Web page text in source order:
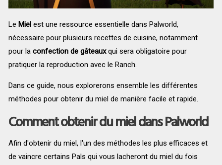
Le Miel est une ressource essentielle dans Palworld,
nécessaire pour plusieurs recettes de cuisine, notamment
pour laconfection de gâteauxqui sera obligatoire pour
pratiquer la reproduction avec le Ranch.
Dans ce guide, nous explorerons ensemble les différentes
méthodes pour obtenir du miel de manière facile et rapide.
Comment obtenir du miel dans Palworld
Afin d'obtenir du miel, l'un des méthodes les plus efficaces et
de vaincre certains Pals qui vous lacheront du miel du fois